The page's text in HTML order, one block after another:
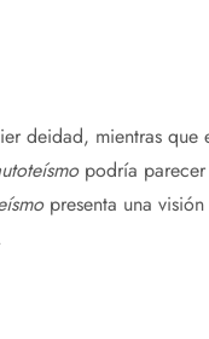
deidad, mientras
podría parecer
presenta una